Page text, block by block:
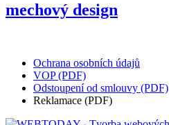
mechový design
Ochrana osobních údajů
VOP (PDF)
Odstoupení od smlouvy (PDF)
Reklamace (PDF)